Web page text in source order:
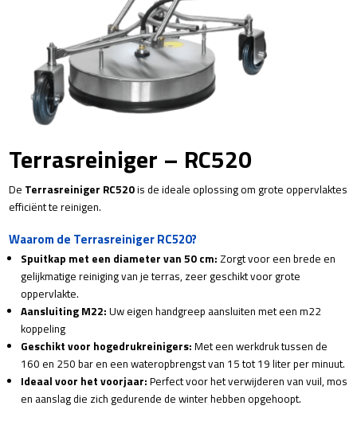
Terrasreiniger – RC520
De Terrasreiniger RC520is de ideale oplossing om grote oppervlaktes
efficiënt te reinigen.
Waarom de Terrasreiniger RC520?
Spuitkap met een diameter van 50 cm: Zorgt voor een brede en
gelijkmatige reiniging van je terras, zeer geschikt voor grote
oppervlakte.
Aansluiting M22:Uw eigen handgreep aansluiten met een m22
koppeling
Geschikt voor hogedrukreinigers: Met een werkdruk tussen de
160 en 250 bar en een wateropbrengst van 15 tot 19 liter per minuut.
Ideaal voor het voorjaar: Perfect voor het verwijderen van vuil, mos
en aanslag die zich gedurende de winter hebben opgehoopt.